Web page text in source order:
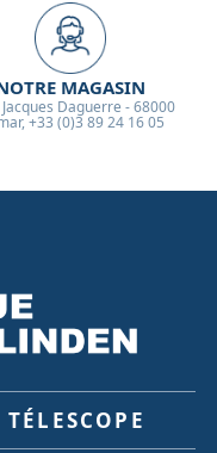
MAGASIN
Daguerre - 68000
+33 (0)3 89 24 16 05